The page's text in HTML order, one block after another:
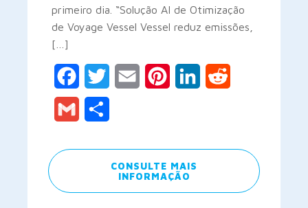
primeiro dia. “Solução AI de Otimização
de Voyage Vessel Vessel reduz emissões,
[…]
FacebookTwitter Email PinterestLinkedIn
Gmail
CONSULTE MAIS
INFORMAÇÃO